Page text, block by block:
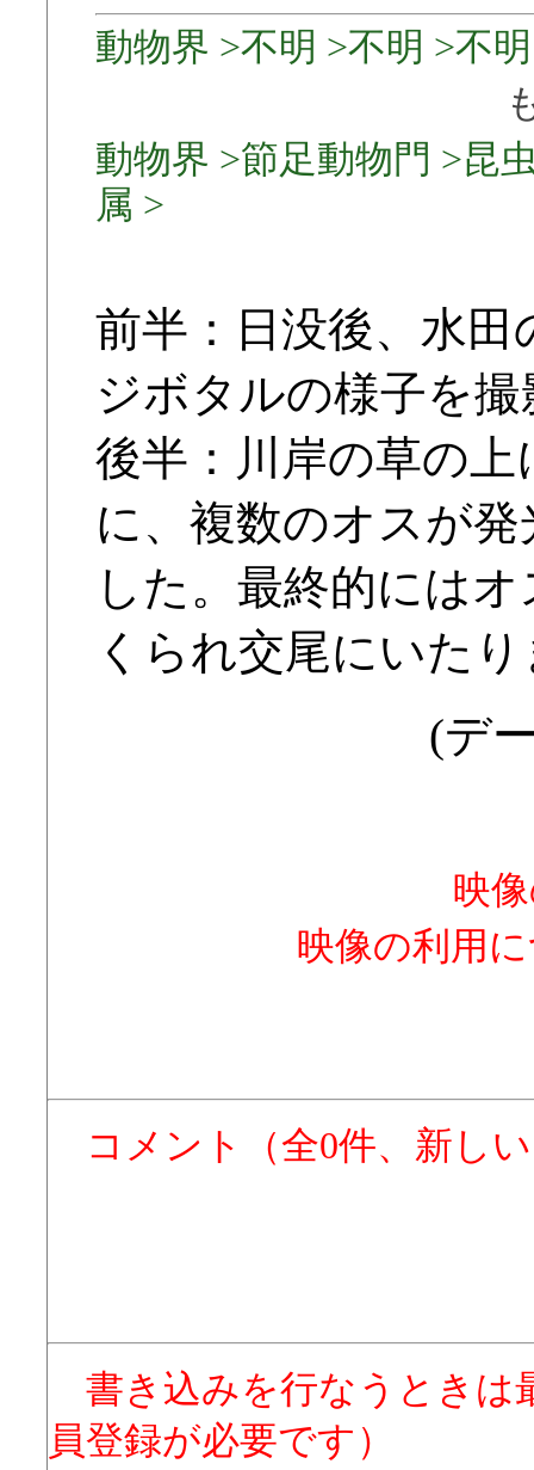
動物界 >不明 >不明 >不
動物界 >節足動物門 >昆
属 >
前半：日没後、水
ジボタルの様子を
後半：川岸の草の
に、複数のオスが
した。最終的には
くられ交尾にいた
(デ
映
映像の利用
コメント（全0件、新し
書き込みを行なうときは
員登録が必要です）